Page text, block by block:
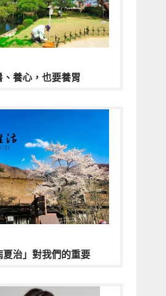
、養心，也要養胃
夏治」對我們的重要